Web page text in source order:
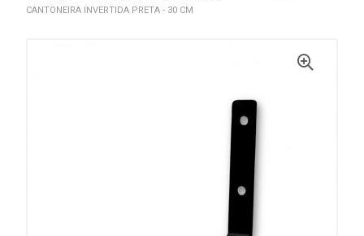
CANTONEIRA INVERTIDA PRETA - 30 CM